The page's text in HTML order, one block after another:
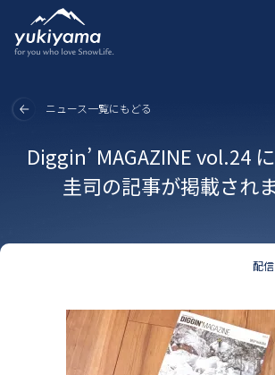
ニュース一覧にもどる
Diggin’ MAGAZINE vol.24
圭司の記事が掲載され
配